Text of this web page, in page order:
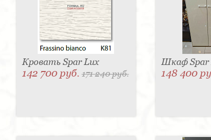
Кровать Spar Lux
142 700 руб.171 240 руб.
Шкаф Spar
148 400